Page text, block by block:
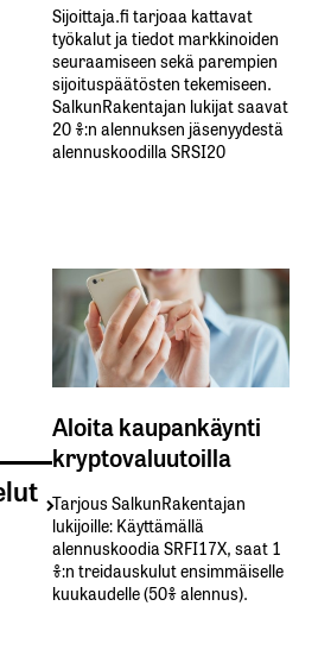
Sijoittaja.fi tarjoaa kattavat
työkalut ja tiedot markkinoiden
seuraamiseen sekä parempien
sijoituspäätösten tekemiseen.
SalkunRakentajan lukijat saavat
20 %:n alennuksen jäsenyydestä
alennuskoodilla SRSI20
Aloita kaupankäynti
kryptovaluutoilla
Tarjous SalkunRakentajan
lukijoille: Käyttämällä​ ​
alennuskoodia​ ​SRFI17X,​ ​saat​ ​1
%:n treidauskulut​ ​ensimmäiselle​ ​
kuukaudelle​ ​(50%​ ​alennus).